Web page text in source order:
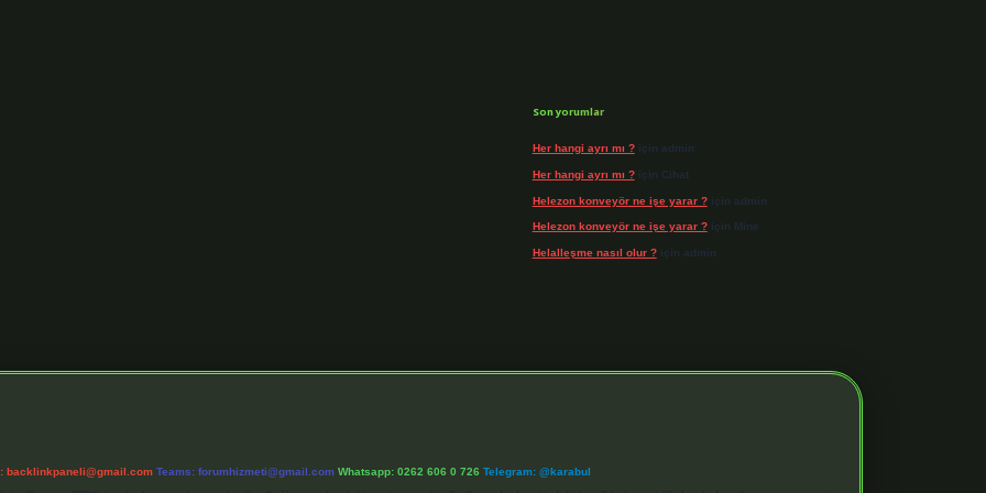
Son yorumlar
Her hangi ayrı mı ?için admin
Her hangi ayrı mı ?için Cihat
Helezon konveyör ne işe yarar ?için admin
Helezon konveyör ne işe yarar ?için Mine
Helalleşme nasıl olur ?için admin
backlinkpaneli@gmail.com Teams: forumhizmeti@gmail.com Whatsapp: 0262 606 0 726 Telegram: @karabul